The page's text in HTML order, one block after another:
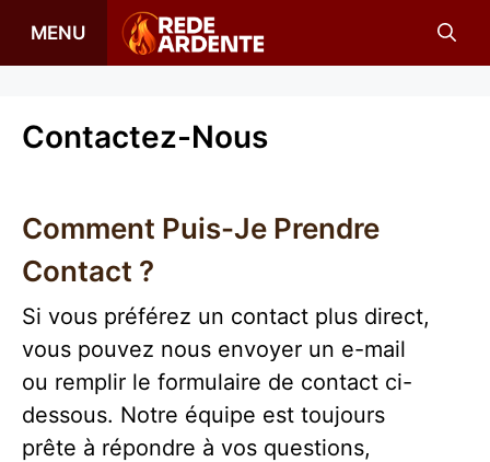
MENU
Contactez-Nous
Comment Puis-Je Prendre
Contact ?
Si vous préférez un contact plus direct,
vous pouvez nous envoyer un e-mail
ou remplir le formulaire de contact ci-
dessous. Notre équipe est toujours
prête à répondre à vos questions,